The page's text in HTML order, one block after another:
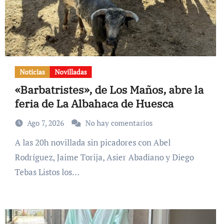
Noticias Novilladas
«Barbatristes», de Los Maños, abre la
feria de La Albahaca de Huesca
Ago 7, 2026 No hay comentarios
A las 20h novillada sin picadores con Abel
Rodríguez, Jaime Torija, Asier Abadiano y Diego
Tebas Listos los…